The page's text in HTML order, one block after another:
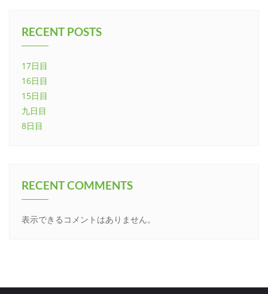
RECENT POSTS
17日目
16日目
15日目
九日目
8日目
RECENT COMMENTS
表示できるコメントはありません。